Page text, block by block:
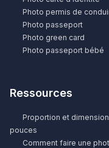
Photo permis de
Photo passeport
Photo green card
Photo passeport bébé
Ressources
Proportion et
pouces
Comment faire une